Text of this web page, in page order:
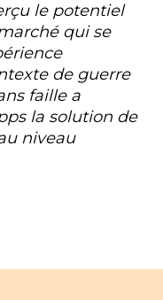
le potentiel
qui se
de guerre
faille a
la solution de
niveau